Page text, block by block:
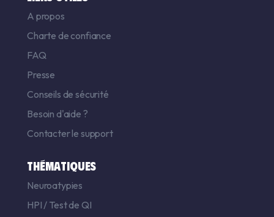
A propos
Charte de confiance
FAQ
Presse
Conseils de sécurité
Besoin d'aide ?
Contacter le support
THÉMATIQUES
Neuroatypies
HPI / Test de QI